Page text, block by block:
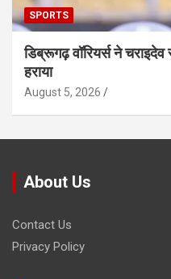
SPORTS
डिब्रूगढ़ वॉरियर्स ने
हराया
August 5, 2026
About Us
Contact Us
Privacy Policy